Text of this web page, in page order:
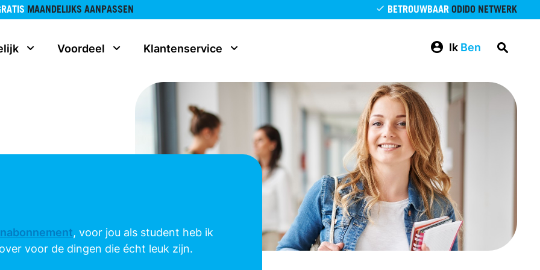
MAANDELIJKS AANPASSEN BETROUWBAAR ODIDO NETWERK
Voordeel Klantenservice Ik Ben
, voor jou als student heb ik
voor de dingen die écht leuk zijn.